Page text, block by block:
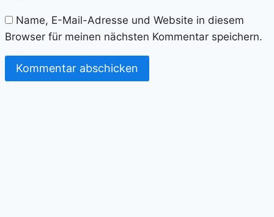
Name, E-Mail-Adresse und Website in diesem
Browser für meinen nächsten Kommentar speichern.